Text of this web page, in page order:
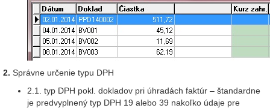
2. Správne určenie typu DPH
2.1. typ DPH pokl. dokladov pri úhradách faktúr – štandardne
je predvyplnený typ DPH 19 alebo 39 nakoľko údaje pre